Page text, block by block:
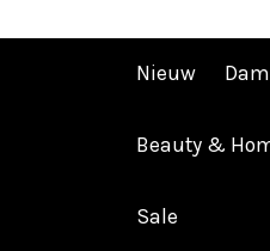
Nieuw
Beauty &
Sale
Afrekenen is